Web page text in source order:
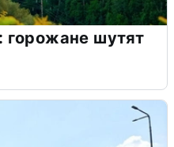
шутят